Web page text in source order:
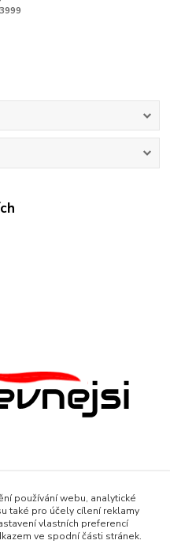
používání webu, analytické
také pro účely cílení reklamy
vlastních preferencí
ve spodní části stránek.